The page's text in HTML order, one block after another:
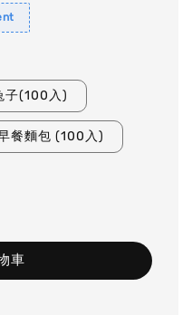
子(100入)
餐麵包 (100入)
車